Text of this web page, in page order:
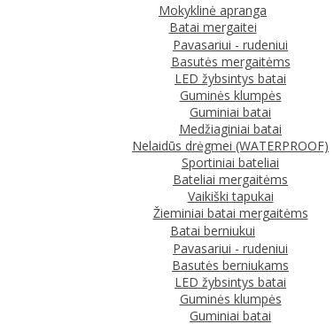
Mokyklinė apranga
Batai mergaitei
Pavasariui - rudeniui
Basutės mergaitėms
LED žybsintys batai
Guminės klumpės
Guminiai batai
Medžiaginiai batai
Nelaidūs drėgmei (WATERPROOF)
Sportiniai bateliai
Bateliai mergaitėms
Vaikiški tapukai
Žieminiai batai mergaitėms
Batai berniukui
Pavasariui - rudeniui
Basutės berniukams
LED žybsintys batai
Guminės klumpės
Guminiai batai